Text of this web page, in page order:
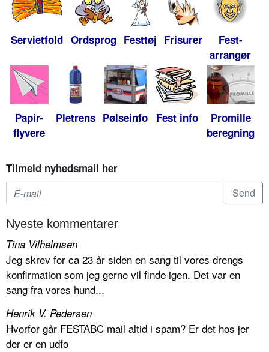
Servietfold Ordsprog Festtøj Frisurer
Fest-
arrangør
Papir-
flyvere
Pletrens Pølseinfo Fest info
Promille
beregning
Tilmeld nyhedsmail her
Nyeste kommentarer
Tina Vilhelmsen
Jeg skrev for ca 23 år siden en sang til vores drengs
konfirmation som jeg gerne vil finde igen. Det var en
sang fra vores hund...
Henrik V. Pedersen
Hvorfor går FESTABC mail altid i spam? Er det hos jer
der er en udfo